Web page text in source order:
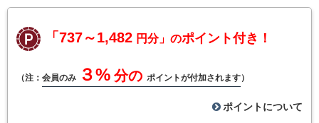
「737～1,482 円分」のポイント付き！
（注： 会員のみ ３% 分の ポイントが付加されます）
ポイントについて